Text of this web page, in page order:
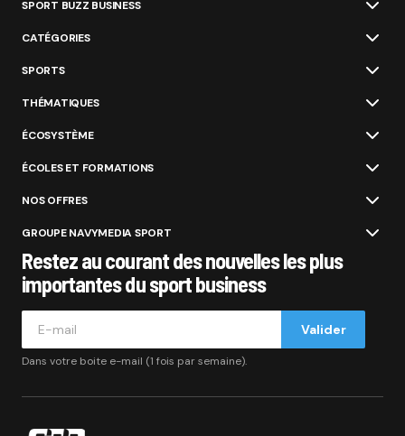
SPORT BUZZ BUSINESS
CATÉGORIES
SPORTS
THÉMATIQUES
ÉCOSYSTÈME
ÉCOLES ET FORMATIONS
NOS OFFRES
GROUPE NAVYMEDIA SPORT
Restez au courant des nouvelles les plus
importantes du sport business
Valider
Dans votre boite e-mail (1 fois par semaine).